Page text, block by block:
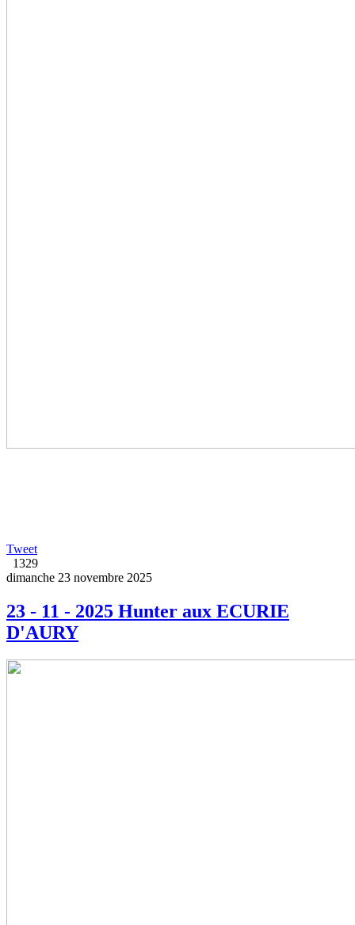
Tweet
1329
dimanche 23 novembre 2025
23 - 11 - 2025 Hunter aux ECURIE
D'AURY